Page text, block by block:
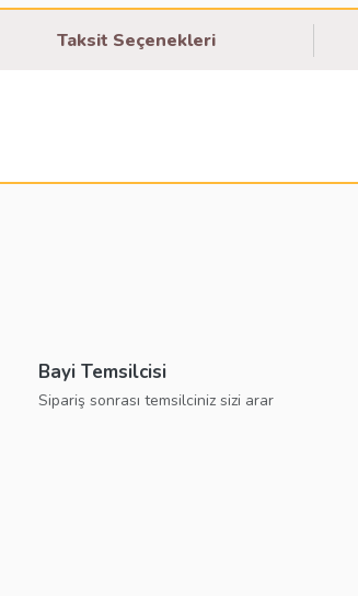
Taksit Seçenekleri
Bayi Temsilcisi
Sipariş sonrası temsilciniz sizi arar